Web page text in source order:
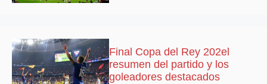
Final Copa del Rey 202el
resumen del partido y los
goleadores destacados